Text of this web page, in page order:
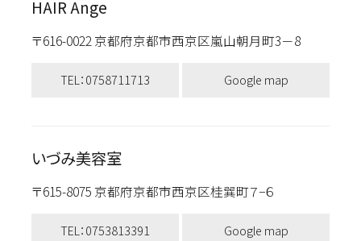
HAIR Ange
〒616-0022 京都府京都市西京区嵐山朝月町3－8
TEL：0758711713 Google map
いづみ美容室
〒615-8075 京都府京都市西京区桂巽町７−６
TEL：0753813391 Google map